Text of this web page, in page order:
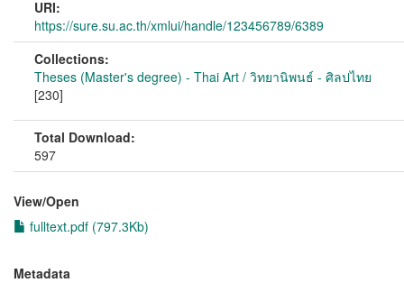
URI:
https://sure.su.ac.th/xmlui/handle/123456789/6389
Collections:
Theses (Master's degree) - Thai Art / วิทยานิพนธ์ - ศิลปไทย
[230]
Total Download:
597
View/Open
fulltext.pdf (797.3Kb)
Metadata